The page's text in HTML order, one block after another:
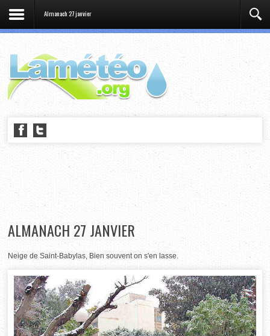
Almanach 27 janvier
ALMANACH 27 JANVIER
Neige de Saint-Babylas, Bien souvent on s'en lasse.